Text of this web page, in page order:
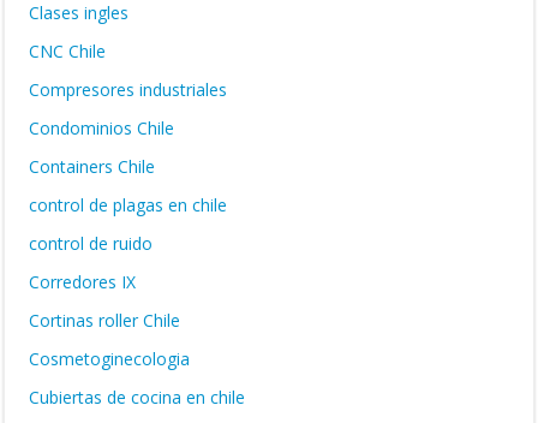
Clases ingles
CNC Chile
Compresores industriales
Condominios Chile
Containers Chile
control de plagas en chile
control de ruido
Corredores IX
Cortinas roller Chile
Cosmetoginecologia
Cubiertas de cocina en chile